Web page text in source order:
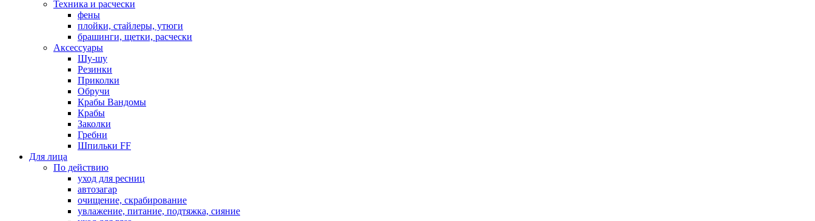
Техника и расчески
фены
плойки, стайлеры, утюги
брашинги, щетки, расчески
Аксессуары
Шу-шу
Резинки
Приколки
Обручи
Крабы Вандомы
Крабы
Заколки
Гребни
Шпильки FF
Для лица
По действию
уход для ресниц
автозагар
очищение, скрабирование
увлажение, питание, подтяжка, сияние